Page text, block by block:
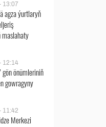
13:07
agza ýurtlaryň
12:14
gön önümleriniň
gowragyny
11:42
Merkezi